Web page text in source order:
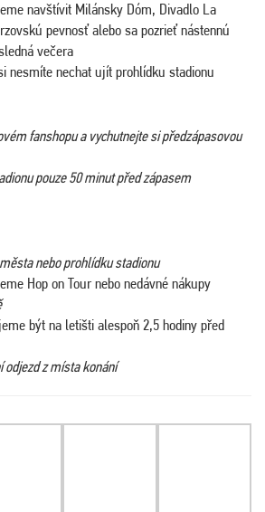
navštívit Milánsky Dóm, Divadlo La
pevnosť alebo sa pozrieť nástennú
večera
nesmíte nechat ujít prohlídku stadionu
fanshopu a vychutnejte si předzápasovou
pouze 50 minut před zápasem
nebo prohlídku stadionu
Hop on Tour nebo nedávné nákupy
být na letišti alespoň 2,5 hodiny před
z místa konání